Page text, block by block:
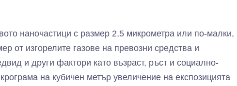
наночастици с размер 2,5 микрометра или по-малки,
от изгорелите газове на превозни средства и
и други фактори като възраст, ръст и социално-
на кубичен метър увеличение на експозицията